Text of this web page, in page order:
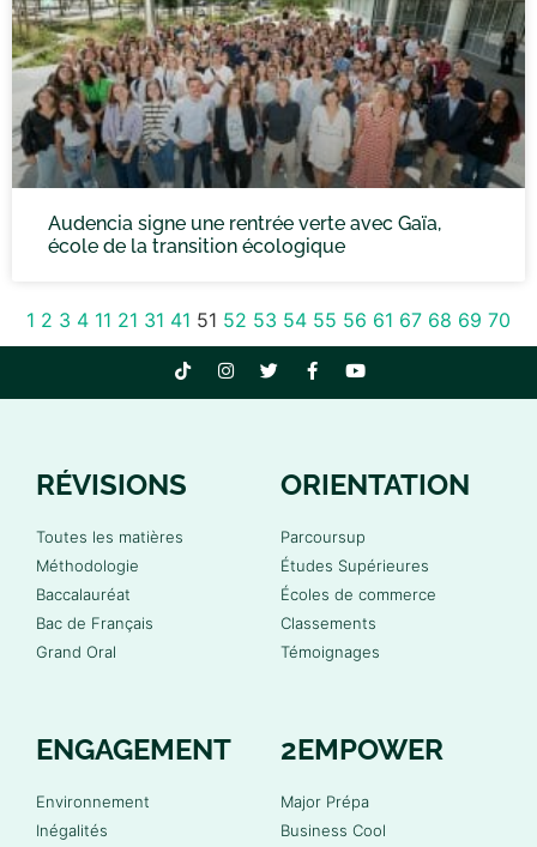
Audencia signe une rentrée verte avec Gaïa,
école de la transition écologique
1 2 3 4 11 21 31 41 51 52 53 54 55 56 61 67 68 69 70
RÉVISIONS
Toutes les matières
Méthodologie
Baccalauréat
Bac de Français
Grand Oral
ORIENTATION
Parcoursup
Études Supérieures
Écoles de commerce
Classements
Témoignages
ENGAGEMENT
Environnement
Inégalités
2EMPOWER
Major Prépa
Business Cool